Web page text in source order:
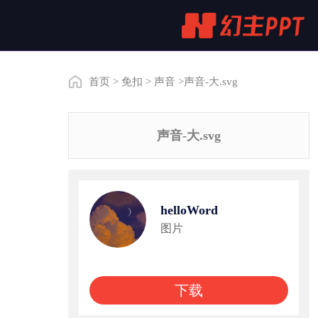
首页 > 免扣 > 声音 >声音-大.svg
声音-大.svg
helloWord
图片
下载